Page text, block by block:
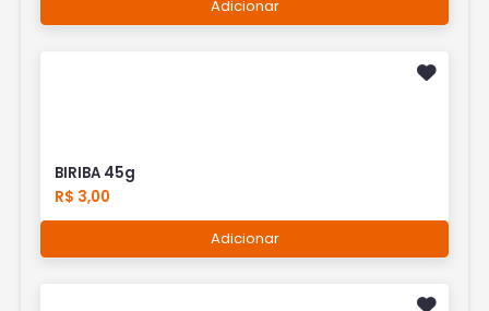
Adicionar
BIRIBA 45g
R$ 3,00
Adicionar